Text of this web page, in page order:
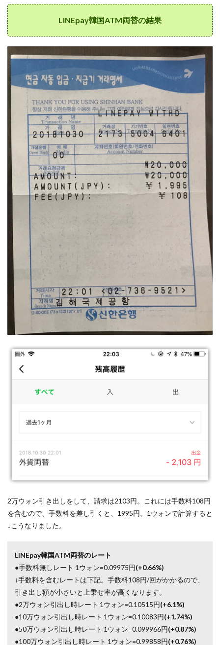
LINEpay韓国ATM両替の結果
2万ウォン引き出しをして、請求は2103円。これには手数料108円
を含むので、手数料を差し引くと、1995円。1ウォンで計算すると
↓こうなりました。
LINEpay韓国ATM両替のレート
●手数料無しレート 1ウォン=0.09975円(+0.66%)
↓手数料を含むレートは下記。手数料108円/回がかかるので、
引き出し額が小さいと上乗せ率が高くなります。
●2万ウォン引出し時レート 1ウォン=0.10515円(+6.1%)
●10万ウォン引出し時レート 1ウォン=0.10083円(+1.74%)
●50万ウォン引出し時レート 1ウォン=0.099966円(+0.87%)
●100万ウォン引出し時レート 1ウォン=0.99858円(+0.76%)